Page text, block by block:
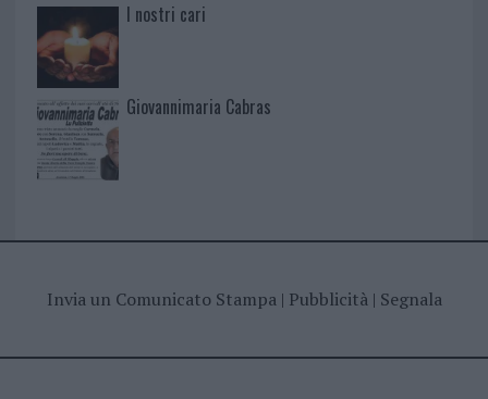
I nostri cari
Giovannimaria Cabras
Invia un Comunicato Stampa| Pubblicità| Segnala